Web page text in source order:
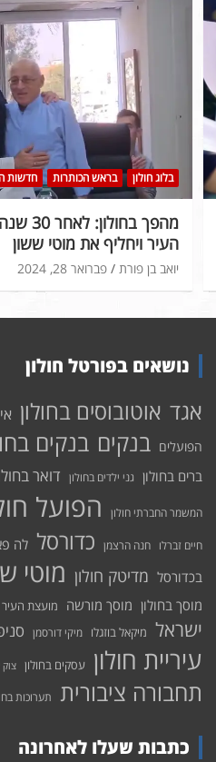
בלוג חולון בראש הכותרות חדשות
מהפך
העיר ויחליף את מוטי ששון
פברואר 28, 2024 יואב בן פורת
נושאים בפורטל חולון
אגד אוטובוסים בחולון
הפועלים בנקים בנקים
ברים בחולון גני ילדים בחולון דואר
המשמר החברתי חולון הפועל
חיים זברלו חנה הרצמן כדורסל לה
בכדורסל מדיטק חולון מוטי
מוסך בחולון מוסך מורשה מועצת העיר
ישראל מיקאל בוזגלו מיקי דורסמן
עיריית חולון עסקים בחולון צוק
תחבורה ציבורית תערוכות
כתבות שעלו לאחרונה